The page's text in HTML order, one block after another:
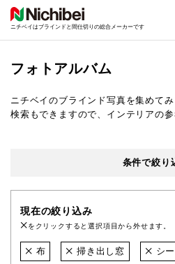
ニチベイはブラインドと間仕切りの総合メーカーです
フォトアルバム
ニチベイのブラインド写真を集めてみ
検索もできますので、インテリアの参
条件で絞り
現在の絞り込み
をクリックすると選択項目から外せます。
布 掃き出し窓 シ